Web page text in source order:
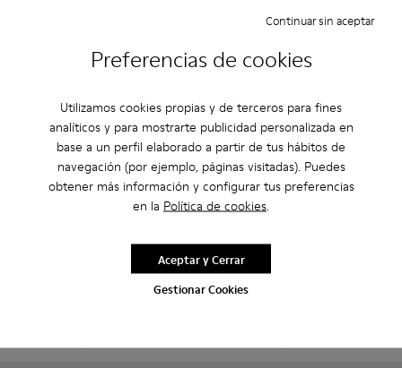
Preferencias de cookies
Utilizamos cookies propias y de terceros para fines
analíticos y para mostrarte publicidad personalizada en
base a un perfil elaborado a partir de tus hábitos de
navegación (por ejemplo, páginas visitadas). Puedes
obtener más información y configurar tus preferencias
en la Política de cookies.
Gestionar Cookies
Continuar sin aceptar
Aceptar y Cerrar
Camper x ISSEY MIYAKE - Peu Form - K101074-001 -
Camper x ISSEY MIYAKE - Peu Form - K101074-004
Camper x ISSEY MIYAKE - Peu Form -
Brutus+ - K101067-002 -
Brutus+ - K101067-
180 €